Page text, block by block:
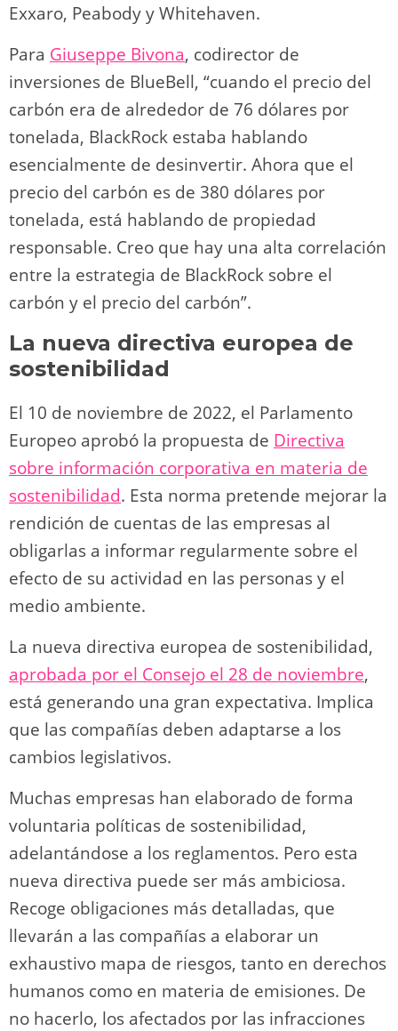
Exxaro, Peabody y Whitehaven.
Para Giuseppe Bivona, codirector de
inversiones de BlueBell, “cuando el precio del
carbón era de alrededor de 76 dólares por
tonelada, BlackRock estaba hablando
esencialmente de desinvertir. Ahora que el
precio del carbón es de 380 dólares por
tonelada, está hablando de propiedad
responsable. Creo que hay una alta correlación
entre la estrategia de BlackRock sobre el
carbón y el precio del carbón”.
La nueva directiva europea de
sostenibilidad
El 10 de noviembre de 2022, el Parlamento
Europeo aprobó la propuesta de Directiva
sobre información corporativa en materia de
sostenibilidad. Esta norma pretende mejorar la
rendición de cuentas de las empresas al
obligarlas a informar regularmente sobre el
efecto de su actividad en las personas y el
medio ambiente.
La nueva directiva europea de sostenibilidad,
aprobada por el Consejo el 28 de noviembre,
está generando una gran expectativa. Implica
que las compañías deben adaptarse a los
cambios legislativos.
Muchas empresas han elaborado de forma
voluntaria políticas de sostenibilidad,
adelantándose a los reglamentos. Pero esta
nueva directiva puede ser más ambiciosa.
Recoge obligaciones más detalladas, que
llevarán a las compañías a elaborar un
exhaustivo mapa de riesgos, tanto en derechos
humanos como en materia de emisiones. De
no hacerlo, los afectados por las infracciones